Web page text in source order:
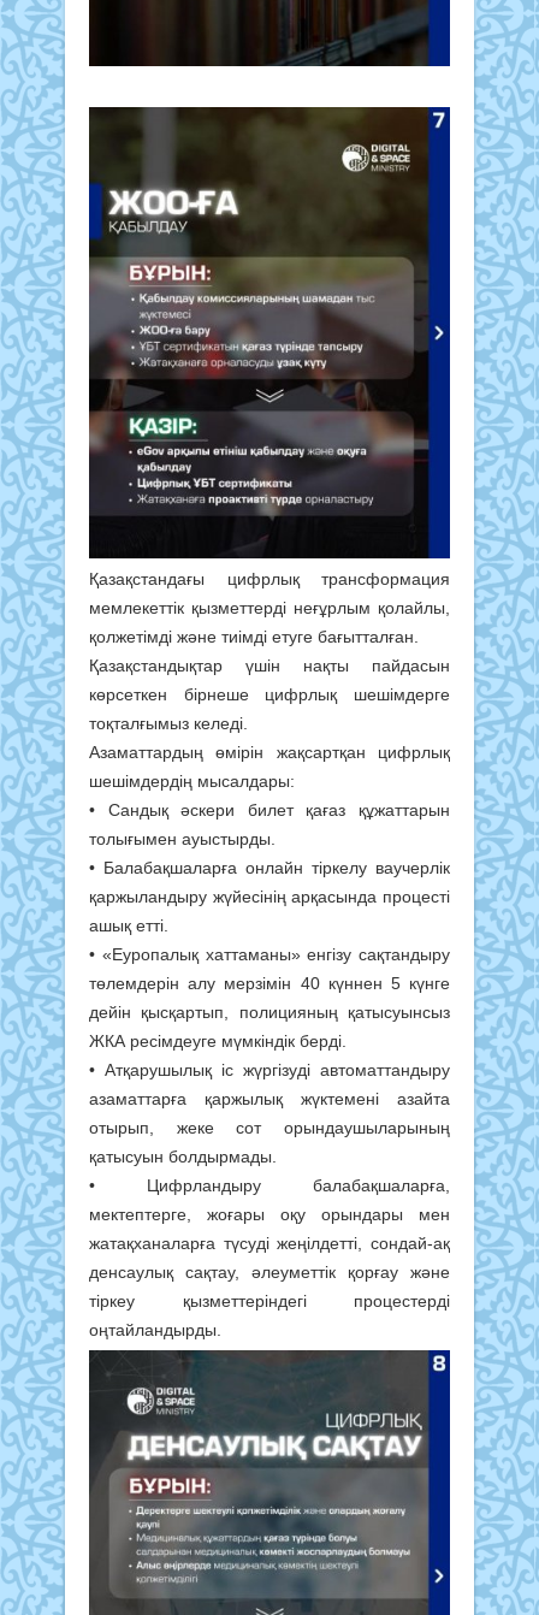
Қазақстандағы цифрлық трансформация
мемлекеттік қызметтерді неғұрлым қолайлы,
қолжетімді және тиімді етуге бағытталған.
Қазақстандықтар үшін нақты пайдасын
көрсеткен бірнеше цифрлық шешімдерге
тоқталғымыз келеді.
Азаматтардың өмірін жақсартқан цифрлық
шешімдердің мысалдары:
• Сандық әскери билет қағаз құжаттарын
толығымен ауыстырды.
• Балабақшаларға онлайн тіркелу ваучерлік
қаржыландыру жүйесінің арқасында процесті
ашық етті.
• «Еуропалық хаттаманы» енгізу сақтандыру
төлемдерін алу мерзімін 40 күннен 5 күнге
дейін қысқартып, полицияның қатысуынсыз
ЖКА ресімдеуге мүмкіндік берді.
• Атқарушылық іс жүргізуді автоматтандыру
азаматтарға қаржылық жүктемені азайта
отырып, жеке сот орындаушыларының
қатысуын болдырмады.
• Цифрландыру балабақшаларға,
мектептерге, жоғары оқу орындары мен
жатақханаларға түсуді жеңілдетті, сондай-ақ
денсаулық сақтау, әлеуметтік қорғау және
тіркеу қызметтеріндегі процестерді
оңтайландырды.